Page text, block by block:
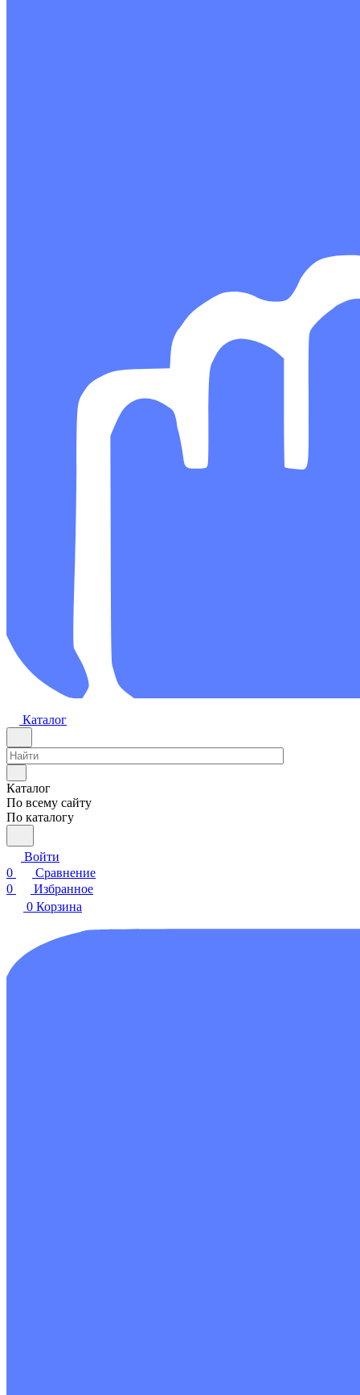
Каталог
Каталог
По всему сайту
По каталогу
Войти
0
Сравнение
0
Избранное
0 Корзина